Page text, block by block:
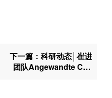
下一篇：科研动态│崔进
团队Angewandte Che